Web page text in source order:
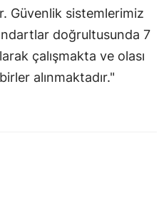
Muğla
Muş
Nevşehir
Güvenlik sistemlerimiz
doğrultusunda 7
çalışmakta ve olası
alınmaktadır."